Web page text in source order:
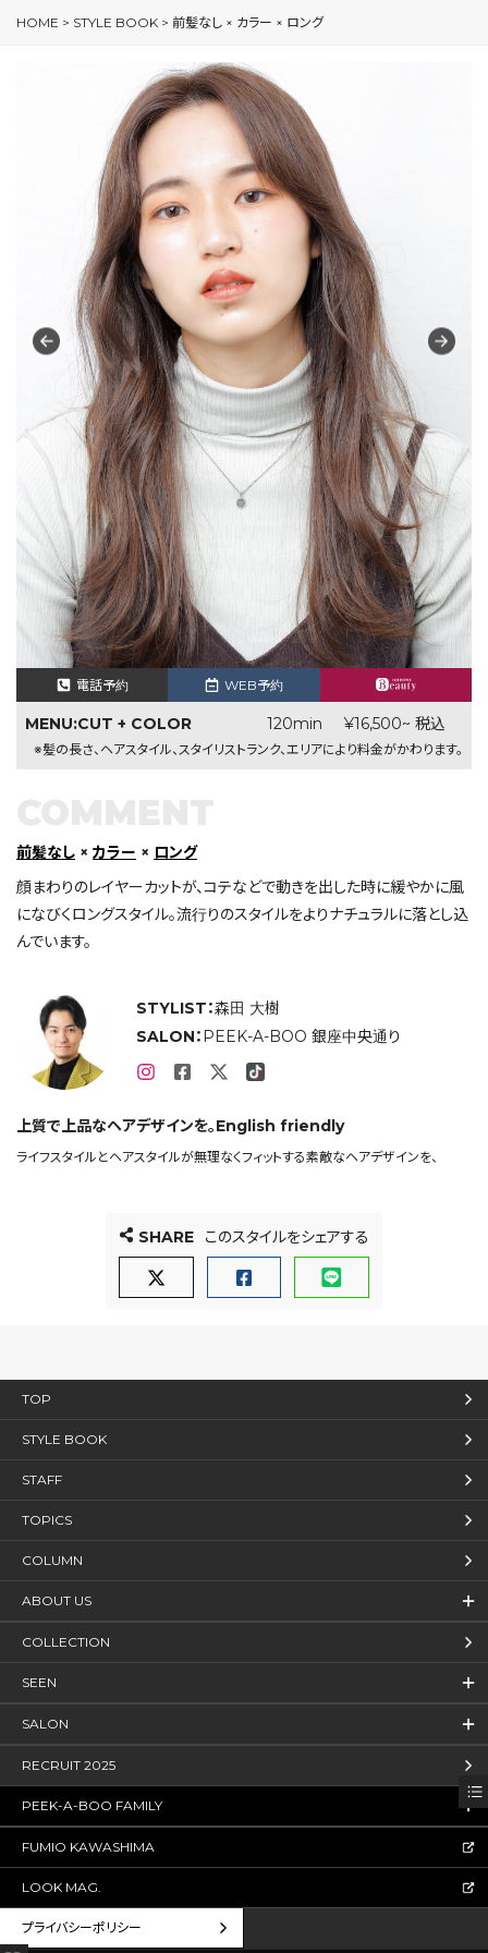
HOME > STYLE BOOK > 前髪なし × カラー × ロング
電話予約 WEB予約
MENU:CUT + COLOR 120min ¥16,500~ 税込
※髪の長さ、ヘアスタイル、スタイリストランク、エリアにより料金がかわります。
STYLIST：森田 大樹
SALON： PEEK-A-BOO 銀座中央通り
上質で上品なヘアデザインを。English friendly
ライフスタイルとヘアスタイルが無理なくフィットする素敵なヘアデザインを、
前髪なし × カラー × ロング
顔まわりのレイヤーカットが、コテなどで動きを出した時に緩やかに風
になびくロングスタイル。流行りのスタイルをよりナチュラルに落とし込
んでいます。
SHARE このスタイルをシェアする
TOP
STYLE BOOK
STAFF
TOPICS
COLUMN
ABOUT US
COLLECTION
SEEN
SALON
RECRUIT 2025
PEEK-A-BOO FAMILY
FUMIO KAWASHIMA
LOOK MAG.
プライバシーポリシー